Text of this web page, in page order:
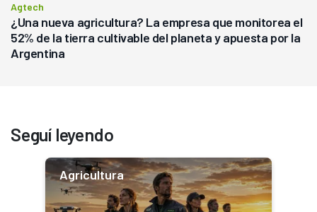
Agtech
¿Una nueva agricultura? La empresa que monitorea el
52% de la tierra cultivable del planeta y apuesta por la
Argentina
Seguí leyendo
Agricultura